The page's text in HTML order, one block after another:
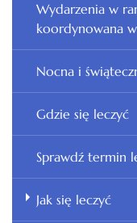
Wydarzenia w
koordynowana
Nocna i
Gdzie się leczyć
Sprawdź termin
Jak się leczyć